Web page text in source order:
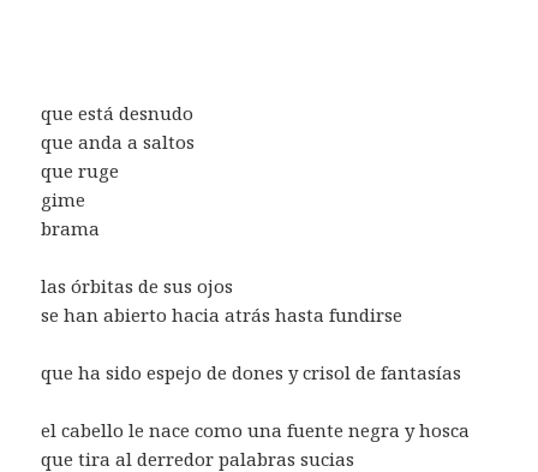
que está desnudo
que anda a saltos
que ruge
gime
brama
las órbitas de sus ojos
se han abierto hacia atrás hasta fundirse
que ha sido espejo de dones y crisol de fantasías
el cabello le nace como una fuente negra y hosca
que tira al derredor palabras sucias